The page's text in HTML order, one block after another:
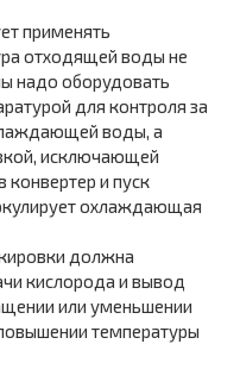
применять
отходящей воды не
надо оборудовать
для контроля за
воды, а
исключающей
и пуск
охлаждающая
должна
кислорода и вывод
или уменьшении
температуры